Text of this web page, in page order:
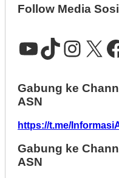
Follow Media
YouTube
TikTok
X
Gabung ke
ASN
https://t.me/
Gabung ke
ASN